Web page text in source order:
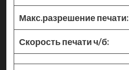
Макс.разрешение печати:
Скорость печати ч/б: